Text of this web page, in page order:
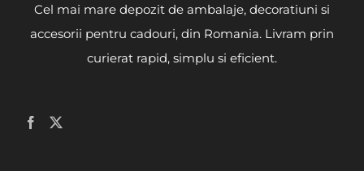
Cel mai mare depozit de ambalaje, decoratiuni si
accesorii pentru cadouri, din Romania. Livram prin
curierat rapid, simplu si eficient.